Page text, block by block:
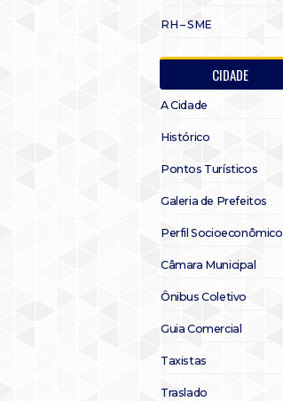
RH – SME
CIDADE
A Cidade
Histórico
Pontos Turísticos
Galeria de Prefeitos
Perfil Socioeconômico
Câmara Municipal
Ônibus Coletivo
Guia Comercial
Taxistas
Traslado